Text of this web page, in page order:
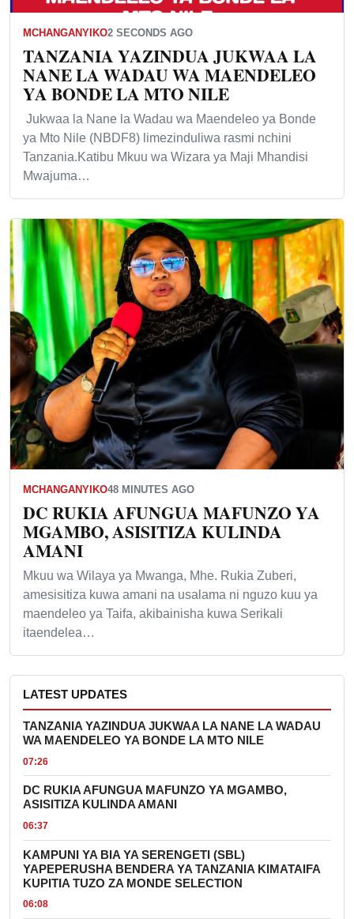
MCHANGANYIKO2 SECONDS AGO
TANZANIA YAZINDUA JUKWAA LA
NANE LA WADAU WA MAENDELEO
YA BONDE LA MTO NILE
Jukwaa la Nane la Wadau wa Maendeleo ya Bonde
ya Mto Nile (NBDF8) limezinduliwa rasmi nchini
Tanzania.Katibu Mkuu wa Wizara ya Maji Mhandisi
Mwajuma…
MCHANGANYIKO48 MINUTES AGO
DC RUKIA AFUNGUA MAFUNZO YA
MGAMBO, ASISITIZA KULINDA
AMANI
Mkuu wa Wilaya ya Mwanga, Mhe. Rukia Zuberi,
amesisitiza kuwa amani na usalama ni nguzo kuu ya
maendeleo ya Taifa, akibainisha kuwa Serikali
itaendelea…
LATEST UPDATES
TANZANIA YAZINDUA JUKWAA LA NANE LA WADAU
WA MAENDELEO YA BONDE LA MTO NILE
07:26
DC RUKIA AFUNGUA MAFUNZO YA MGAMBO,
ASISITIZA KULINDA AMANI
06:37
KAMPUNI YA BIA YA SERENGETI (SBL)
YAPEPERUSHA BENDERA YA TANZANIA KIMATAIFA
KUPITIA TUZO ZA MONDE SELECTION
06:08